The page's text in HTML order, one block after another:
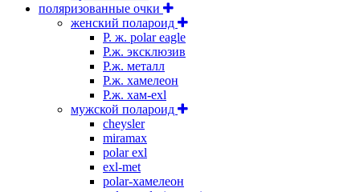
поляризованные очки
женский полароид
P. ж. polar eagle
P.ж. эксклюзив
Р.ж. металл
P.ж. хамелеон
Р.ж. хам-exl
мужской полароид
cheysler
miramax
polar exl
exl-met
polar-хамелеон